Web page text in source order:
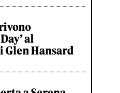
al
Glen Hansard